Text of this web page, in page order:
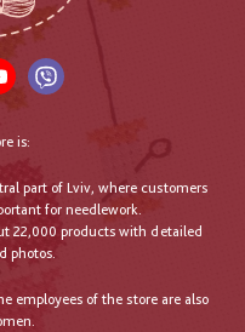
is:
part of Lviv, where customers
for needlework.
22,000 products with detailed
photos.
employees of the store are also